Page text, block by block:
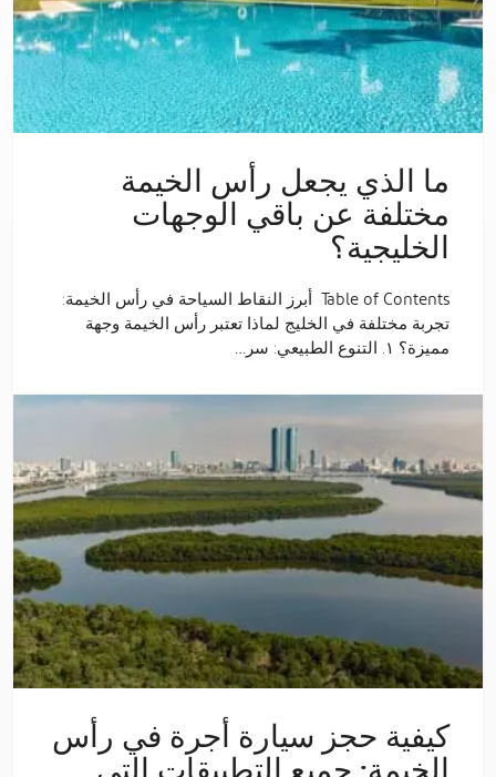
ما الذي يجعل رأس الخيمة
مختلفة عن باقي الوجهات
الخليجية؟
Table of Contents أبرز النقاط السياحة في رأس الخيمة:
تجربة مختلفة في الخليج لماذا تعتبر رأس الخيمة وجهة
مميزة؟ ١. التنوع الطبيعي: سر…
كيفية حجز سيارة أجرة في رأس